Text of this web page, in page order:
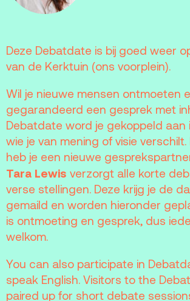
& historie
& Logo’s
van Toezicht
Deze Debatdate is bij goed weer
van de Kerktuin (ons voorplein).
Wil je nieuwe mensen ontmoeten
gegarandeerd een gesprek met
Debatdate word je gekoppeld aan
wie je van mening of visie
heb je een nieuwe
Tara Lewis verzorgt alle korte
verse stellingen. Deze krijg je de
gemaild en worden hieronder
is ontmoeting en gesprek, dus
welkom.
You can also participate in
speak English. Visitors to the
paired up for short debate